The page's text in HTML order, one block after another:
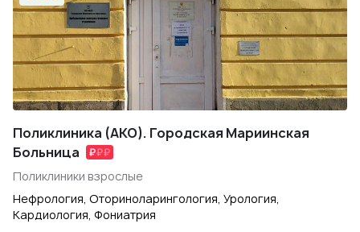
Поликлиника (АКО). Городская Мариинская
Больница
Поликлиники взрослые
Нефрология, Оториноларингология, Урология,
Кардиология, Фониатрия